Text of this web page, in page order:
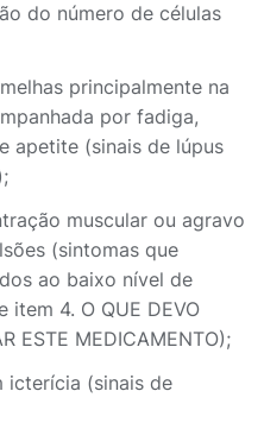
do número de células
principalmente na
por fadiga,
apetite (sinais de lúpus
muscular ou agravo
(sintomas que
ao baixo nível de
item 4. O QUE DEVO
ESTE MEDICAMENTO);
icterícia (sinais de